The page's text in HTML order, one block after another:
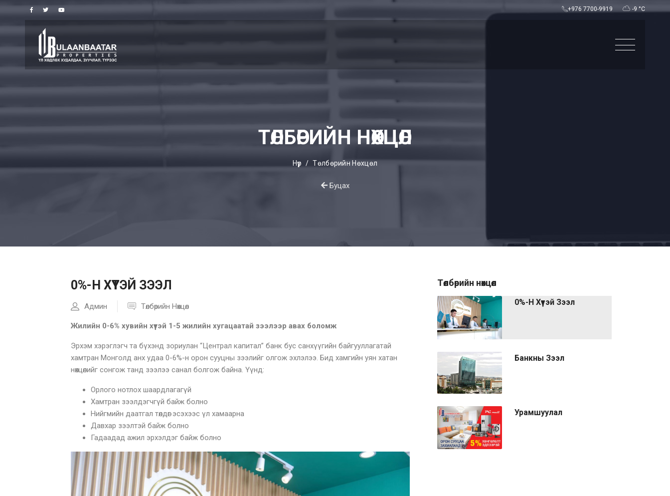
+976 7700-9919 -9 °C
ТӨЛБӨРИЙН НӨХЦӨЛ
Нүүр Төлбөрийн Нөхцөл
Буцах
0%-Н ХҮҮТЭЙ ЗЭЭЛ
Админ Төлбөрийн Нөхцөл
Жилийн 0-6% хувийн хүүтэй 1-5 жилийн хугацаатай зээлээр авах боломж
Эрхэм хэрэглэгч та бүхэнд зориулан “Централ капитал” банк бус санхүүгийн байгууллагатай
хамтран Монголд анх удаа 0-6%-н орон сууцны зээлийг олгож эхлэлээ. Бид хамгийн уян хатан
нөхцөлийг сонгож танд зээлээ санал болгож байна. Үүнд:
Орлого нотлох шаардлагагүй
Хамтран зээлдэгчгүй байж болно
Нийгмийн даатгал төлдөг эсэхээс үл хамаарна
Давхар зээлтэй байж болно
Гадаадад ажил эрхэлдэг байж болно
Төлбөрийн нөхцөл
0%-Н Хүүтэй Зээл
Банкны Зээл
Урамшуулал